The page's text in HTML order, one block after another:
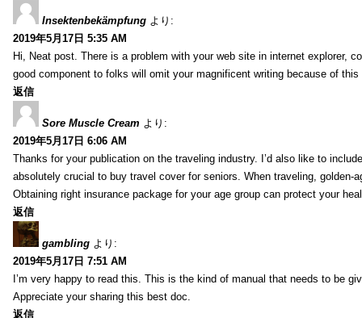
Insektenbekämpfung より:
2019年5月17日 5:35 AM
Hi, Neat post. There is a problem with your web site in internet explorer,
good component to folks will omit your magnificent writing because of this
返信
Sore Muscle Cream より:
2019年5月17日 6:06 AM
Thanks for your publication on the traveling industry. I’d also like to
absolutely crucial to buy travel cover for seniors. When traveling, golden-
Obtaining right insurance package for your age group can protect your
返信
gambling より:
2019年5月17日 7:51 AM
I’m very happy to read this. This is the kind of manual that needs to be
Appreciate your sharing this best doc.
返信